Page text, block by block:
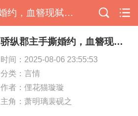
骄纵郡主手撕婚约，血簪现弑字！
骄纵郡主手撕婚约，血簪现弑字！
时间：2025-08-06 23:55:53
分类： 言情
作者：俚花猫璇璇
主角：萧明璃裴砚之